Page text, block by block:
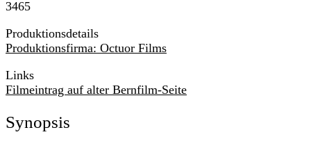
3465
Produktionsdetails
Produktionsfirma: Octuor Films
Links
Filmeintrag auf alter Bernfilm-Seite
Synopsis